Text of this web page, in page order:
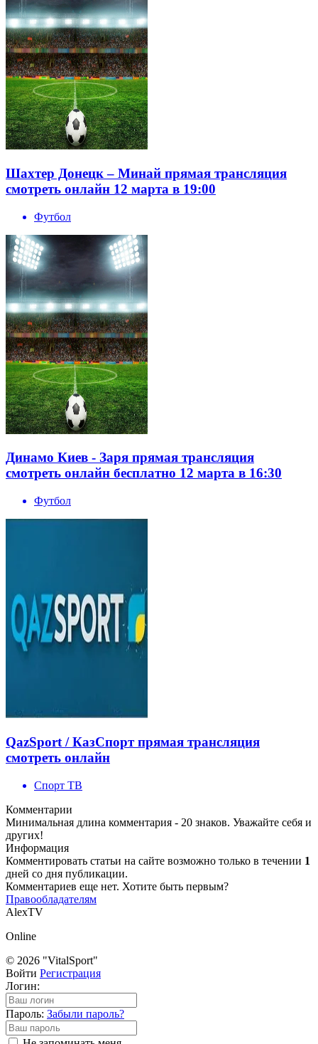
Шахтер Донецк – Минай прямая трансляция
смотреть онлайн 12 марта в 19:00
Футбол
Динамо Киев - Заря прямая трансляция
смотреть онлайн бесплатно 12 марта в 16:30
Футбол
QazSport / КазСпорт прямая трансляция
смотреть онлайн
Спорт ТВ
Комментарии
Минимальная длина комментария - 20 знаков. Уважайте себя и
других!
Информация
Комментировать статьи на сайте возможно только в течении 1
дней со дня публикации.
Комментариев еще нет. Хотите быть первым?
Правообладателям
AlexTV
Online
© 2026 "VitalSport"
Войти Регистрация
Логин:
Пароль: Забыли пароль?